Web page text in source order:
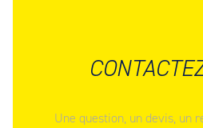
Une question, un devis, un